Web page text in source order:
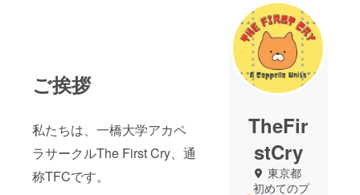
ご挨拶
私たちは、一橋大学アカペ
ラサークルThe First Cry、通
称TFCです。
TheFir
stCry
東京都
初めてのプ